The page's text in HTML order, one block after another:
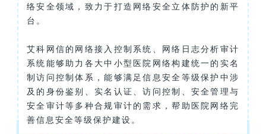
络安全领域，致力于打造网络安全立体防护的新平
台。
艾科网信的网络接入控制系统、网络日志分析审计
系统能够助力各大中小型医院网络构建统一的实名
制访问控制体系，能够满足信息安全等级保护中涉
及的身份鉴别、实名认证、访问控制、安全管理与
安全审计等多种合规审计的需求，帮助医院网络完
善信息安全等级保护建设。